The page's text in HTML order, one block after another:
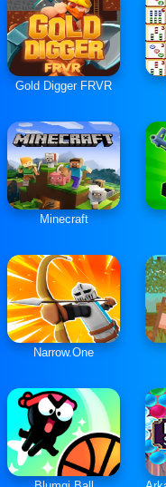
Gold Digger FRVR
Minecraft
Narrow.One